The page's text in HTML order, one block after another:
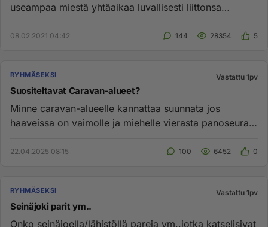
useampaa miestä yhtäaikaa luvallisesti liittonsa
08.02.2021 04:42 144 28354 5
RYHMÄSEKSI Vastattu 1pv
Suositeltavat Caravan-alueet?
Minne caravan-alueelle kannattaa suunnata jos
haaveissa on vaimolle ja miehelle vierasta panoseuraa
22.04.2025 08:15 100 6452 0
RYHMÄSEKSI Vastattu 1pv
Seinäjoki parit ym..
Onko seinäjoella/lähistöllä pareja ym..jotka katselisivat